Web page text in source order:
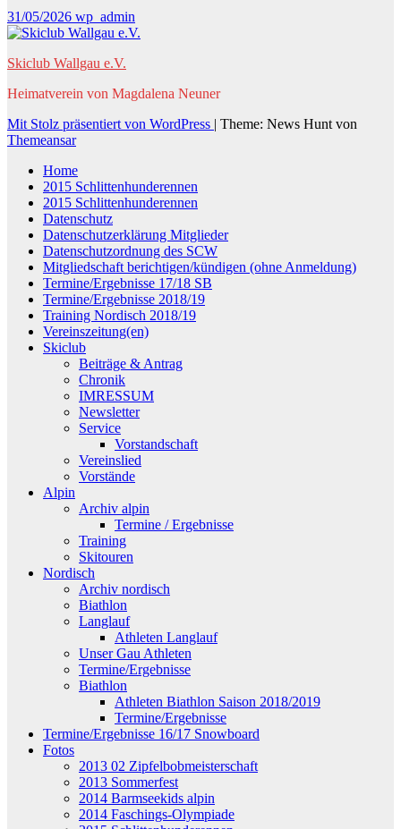
31/05/2026 wp_admin
Skiclub Wallgau e.V.
Heimatverein von Magdalena Neuner
Mit Stolz präsentiert von WordPress | Theme: News Hunt von
Themeansar
Home
2015 Schlittenhunderennen
2015 Schlittenhunderennen
Datenschutz
Datenschutzerklärung Mitglieder
Datenschutzordnung des SCW
Mitgliedschaft berichtigen/kündigen (ohne Anmeldung)
Termine/Ergebnisse 17/18 SB
Termine/Ergebnisse 2018/19
Training Nordisch 2018/19
Vereinszeitung(en)
Skiclub
Beiträge & Antrag
Chronik
IMRESSUM
Newsletter
Service
Vorstandschaft
Vereinslied
Vorstände
Alpin
Archiv alpin
Termine / Ergebnisse
Training
Skitouren
Nordisch
Archiv nordisch
Biathlon
Langlauf
Athleten Langlauf
Unser Gau Athleten
Termine/Ergebnisse
Biathlon
Athleten Biathlon Saison 2018/2019
Termine/Ergebnisse
Termine/Ergebnisse 16/17 Snowboard
Fotos
2013 02 Zipfelbobmeisterschaft
2013 Sommerfest
2014 Barmseekids alpin
2014 Faschings-Olympiade